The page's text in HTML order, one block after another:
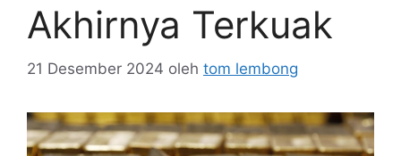
Akhirnya Terkuak
21 Desember 2024 oleh tom lembong